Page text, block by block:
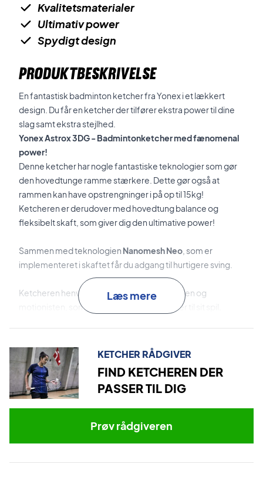
Kvalitetsmaterialer
Ultimativ power
Spydigt design
PRODUKTBESKRIVELSE
En fantastisk badminton ketcher fra Yonex i et lækkert
design. Du får en ketcher der tilfører ekstra power til dine
slag samt ekstra stejlhed.
Yonex Astrox 3DG - Badmintonketcher med fænomenal
power!
Denne ketcher har nogle fantastiske teknologier som gør
den hovedtunge ramme stærkere. Dette gør også at
rammen kan have opstrengninger i på op til 15kg!
Ketcheren er derudover med hovedtung balance og
fleksibelt skaft, som giver dig den ultimative power!
Sammen med teknologien Nanomesh Neo , som er
implementeret i skaftet får du adgang til hurtigere sving.
Ketcheren henvender sig både til begynderen og
motionisten, som ønsker noget mere power til sit spil.
Leveres uden cover.
Leveres med fabriksopstrengning.
opstrengning i, da det er langt bedre end de
fabriksstrenge, som sidder i badmintonketcheren. Disse
Læs mere
KETCHER RÅDGIVER
FIND KETCHEREN DER
PASSER TIL DIG
Prøv rådgiveren